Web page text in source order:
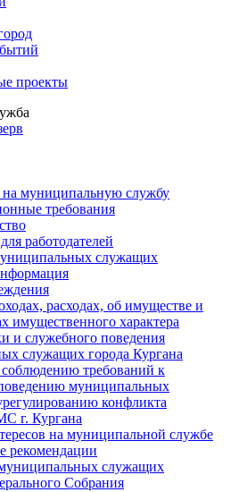
проекты
муниципальную службу
требования
работодателей
служащих
расходах, об имуществе и
имущественного характера
и служебного поведения
служащих города Кургана
требований к
муниципальных
конфликта
г. Кургана
на муниципальной службе
рекомендации
служащих
Cобрания